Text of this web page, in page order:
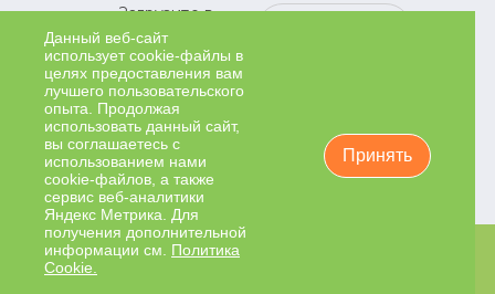
Загрузите в
Google
Play
Загрузите в
App Store
Загрузите в
AppGallery
камеру, чтобы
установить
приложение
ИМЕЮТСЯ ПРОТИВОПОКАЗАНИЯ К ПРИМЕНЕНИЮ.
НЕОБХОДИМО ПРОКОНСУЛЬТИРОВАТЬСЯ СО
Данный веб-сайт
использует cookie-файлы в
целях предоставления вам
лучшего пользовательского
опыта. Продолжая
использовать данный сайт,
вы соглашаетесь с
использованием нами
cookie-файлов, а также
сервис веб-аналитики
Яндекс Метрика. Для
получения дополнительной
информации см. Политика
Cookie.
Принять